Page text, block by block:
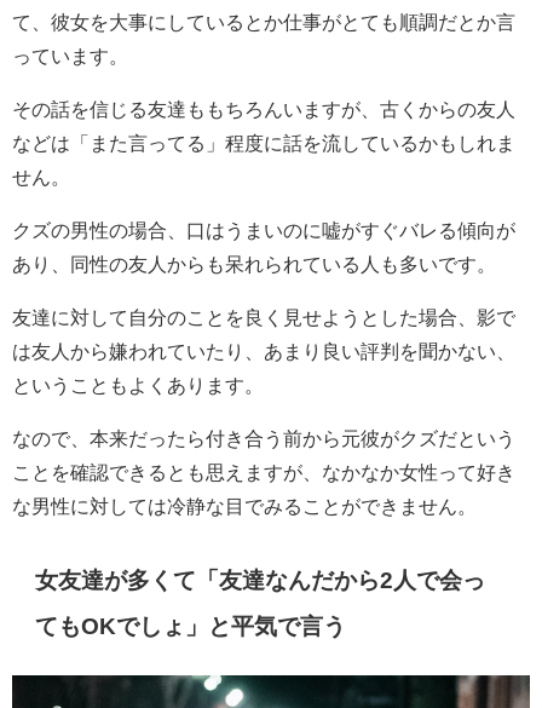
て、彼女を大事にしているとか仕事がとても順調だとか言
っています。
その話を信じる友達ももちろんいますが、古くからの友人
などは「また言ってる」程度に話を流しているかもしれま
せん。
クズの男性の場合、口はうまいのに嘘がすぐバレる傾向が
あり、同性の友人からも呆れられている人も多いです。
友達に対して自分のことを良く見せようとした場合、影で
は友人から嫌われていたり、あまり良い評判を聞かない、
ということもよくあります。
なので、本来だったら付き合う前から元彼がクズだという
ことを確認できるとも思えますが、なかなか女性って好き
な男性に対しては冷静な目でみることができません。
女友達が多くて「友達なんだから2人で会っ
てもOKでしょ」と平気で言う